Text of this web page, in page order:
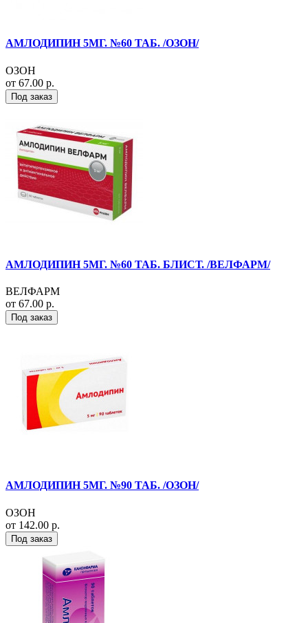
АМЛОДИПИН 5МГ. №60 ТАБ. /ОЗОН/
ОЗОН
от 67.00 р.
Под заказ
АМЛОДИПИН 5МГ. №60 ТАБ. БЛИСТ. /ВЕЛФАРМ/
ВЕЛФАРМ
от 67.00 р.
Под заказ
АМЛОДИПИН 5МГ. №90 ТАБ. /ОЗОН/
ОЗОН
от 142.00 р.
Под заказ